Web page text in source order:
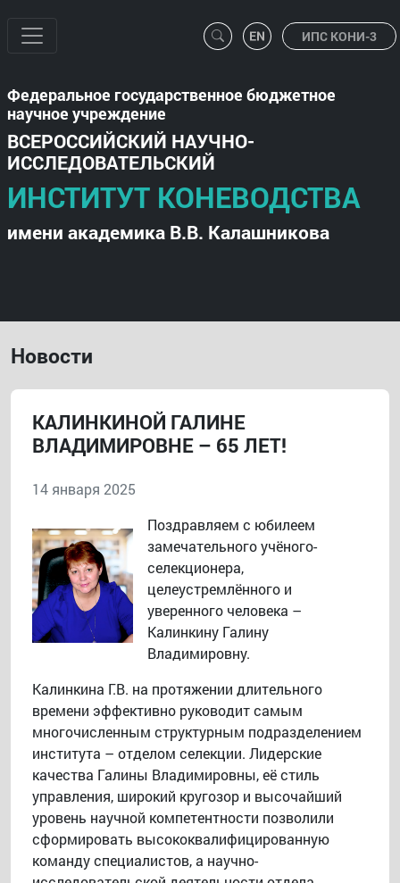
ИПС КОНИ-3
Федеральное государственное бюджетное
научное учреждение
ВСЕРОССИЙСКИЙ НАУЧНО-
ИССЛЕДОВАТЕЛЬСКИЙ
ИНСТИТУТ КОНЕВОДСТВА
имени академика В.В. Калашникова
Новости
КАЛИНКИНОЙ ГАЛИНЕ
ВЛАДИМИРОВНЕ – 65 ЛЕТ!
14 января 2025
Поздравляем с юбилеем
замечательного учёного-
селекционера,
целеустремлённого и
уверенного человека –
Калинкину Галину
Владимировну.
Калинкина Г.В. на протяжении длительного
времени эффективно руководит самым
многочисленным структурным подразделением
института – отделом селекции. Лидерские
качества Галины Владимировны, её стиль
управления, широкий кругозор и высочайший
уровень научной компетентности позволили
сформировать высококвалифицированную
команду специалистов, а научно-